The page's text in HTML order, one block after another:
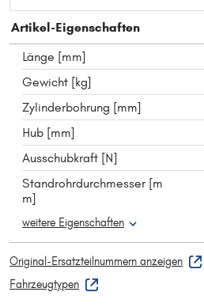
Artikel-Eigenschaften
Länge [mm]
Gewicht [kg]
Zylinderbohrung [mm]
Hub [mm]
Ausschubkraft [N]
Standrohrdurchmesser [m
m]
weitere Eigenschaften
Original-Ersatzteilnummern anzeigen
Fahrzeugtypen